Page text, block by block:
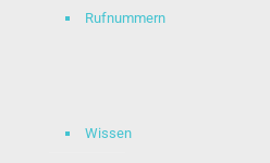
Rufnummern
Wissen